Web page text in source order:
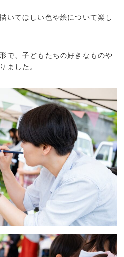
いてほしい色や絵について楽し
で、子どもたちの好きなものや
ました。